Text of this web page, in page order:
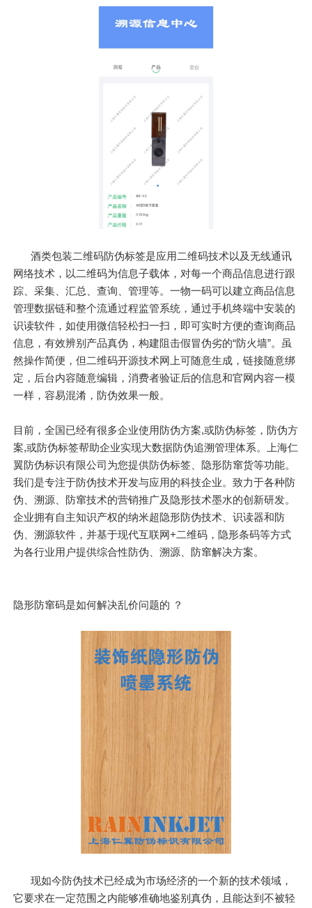
酒类包装二维码防伪标签是应用二维码技术以及无线通讯
网络技术，以二维码为信息子载体，对每一个商品信息进行跟
踪、采集、汇总、查询、管理等。一物一码可以建立商品信息
管理数据链和整个流通过程监管系统，通过手机终端中安装的
识读软件，如使用微信轻松扫一扫，即可实时方便的查询商品
信息，有效辨别产品真伪，构建阻击假冒伪劣的“防火墙”。虽
然操作简便，但二维码开源技术网上可随意生成，链接随意绑
定，后台内容随意编辑，消费者验证后的信息和官网内容一模
一样，容易混淆，防伪效果一般。
目前，全国已经有很多企业使用防伪方案,或防伪标签，防伪方
案,或防伪标签帮助企业实现大数据防伪追溯管理体系。上海仁
翼防伪标识有限公司为您提供防伪标签、隐形防窜货等功能。
我们是专注于防伪技术开发与应用的科技企业。致力于各种防
伪、溯源、防窜技术的营销推广及隐形技术墨水的创新研发。
企业拥有自主知识产权的纳米超隐形防伪技术、识读器和防
伪、溯源软件，并基于现代互联网+二维码，隐形条码等方式
为各行业用户提供综合性防伪、溯源、防窜解决方案。
隐形防窜码是如何解决乱价问题的 ？
现如今防伪技术已经成为市场经济的一个新的技术领域，
它要求在一定范围之内能够准确地鉴别真伪，且能达到不被轻